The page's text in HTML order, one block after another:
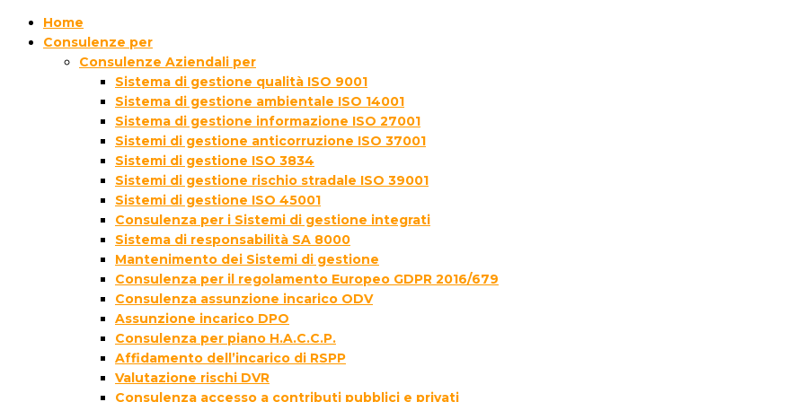
Home
Consulenze per
Consulenze Aziendali per
Sistema di gestione qualità ISO 9001
Sistema di gestione ambientale ISO 14001
Sistema di gestione informazione ISO 27001
Sistemi di gestione anticorruzione ISO 37001
Sistemi di gestione ISO 3834
Sistemi di gestione rischio stradale ISO 39001
Sistemi di gestione ISO 45001
Consulenza per i Sistemi di gestione integrati
Sistema di responsabilità SA 8000
Mantenimento dei Sistemi di gestione
Consulenza per il regolamento Europeo GDPR 2016/679
Consulenza assunzione incarico ODV
Assunzione incarico DPO
Consulenza per piano H.A.C.C.P.
Affidamento dell’incarico di RSPP
Valutazione rischi DVR
Consulenza accesso a contributi pubblici e privati